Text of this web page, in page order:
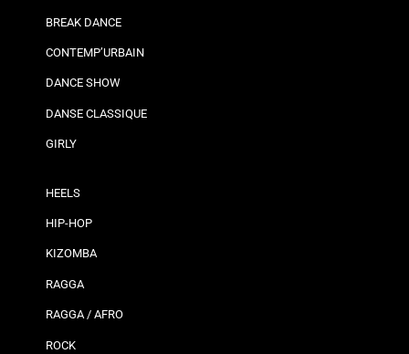
BREAK DANCE
CONTEMP’URBAIN
DANCE SHOW
DANSE CLASSIQUE
GIRLY
HEELS
HIP-HOP
KIZOMBA
RAGGA
RAGGA / AFRO
ROCK